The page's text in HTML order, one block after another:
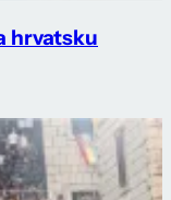
hrvatsku